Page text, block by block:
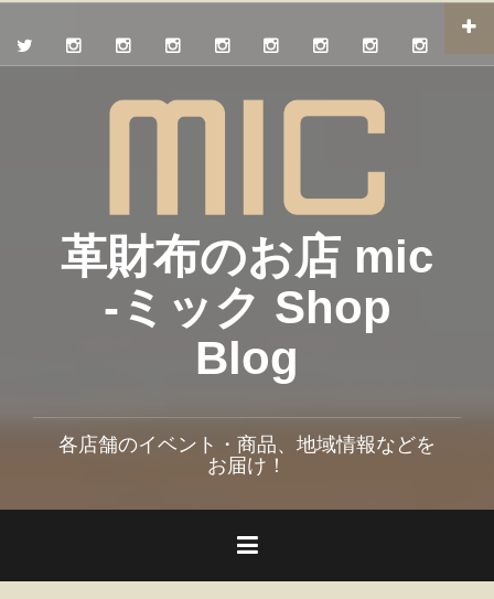
革財布のお店 mic
-ミック Shop
Blog
各店舗のイベント・商品、地域情報などを
お届け！